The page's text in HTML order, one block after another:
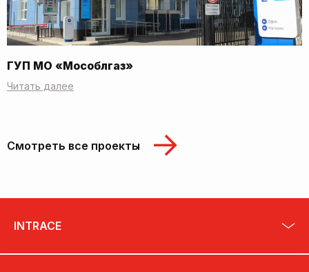
ГУП МО «Мособлгаз»
Читать далее
Смотреть все проекты
INTRACE